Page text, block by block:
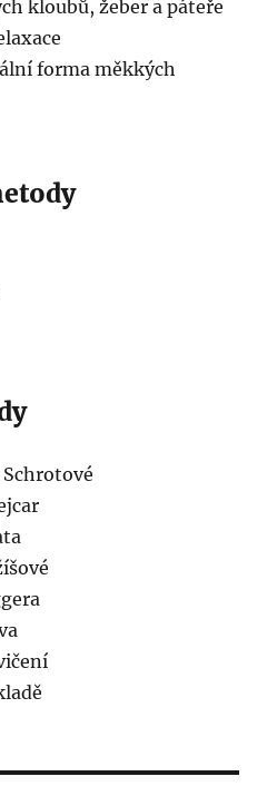
kloubů, žeber a páteře
forma měkkých